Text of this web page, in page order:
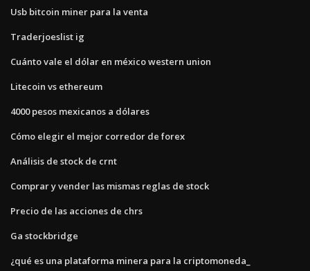
Usb bitcoin miner para la venta
Traderjoeslist ig
Cuánto vale el dólar en méxico western union
Litecoin vs ethereum
4000 pesos mexicanos a dólares
Cómo elegir el mejor corredor de forex
Análisis de stock de crnt
Comprar y vender las mismas reglas de stock
Precio de las acciones de chrs
Ga stockbridge
¿qué es una plataforma minera para la criptomoneda_